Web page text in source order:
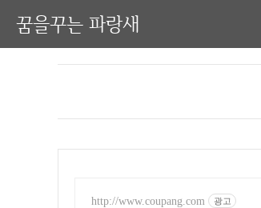
꿈을꾸는 파랑새
http://www.coupang.com 광고